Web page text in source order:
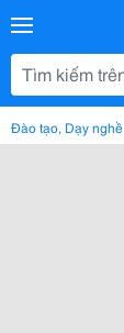
Đào tạo, Dạy nghề